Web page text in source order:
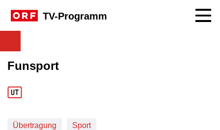
TV-Programm
Funsport
Übertragung Sport